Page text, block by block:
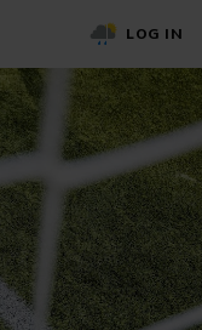
LOG IN